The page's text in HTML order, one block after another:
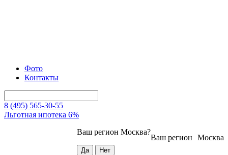
Фото
Контакты
8 (495) 565-30-55
Льготная ипотека 6%
Москва
Ваш регион
Ваш регион Москва?